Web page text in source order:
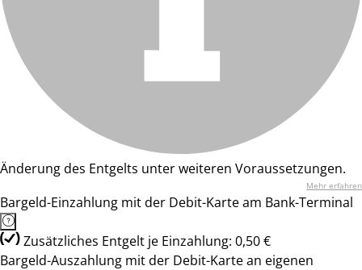
Änderung des Entgelts unter weiteren Voraussetzungen.
Mehr erfahren
Bargeld-Einzahlung mit der Debit-Karte am Bank-Terminal
Zusätzliches Entgelt je Einzahlung: 0,50 €
Bargeld-Auszahlung mit der Debit-Karte an eigenen